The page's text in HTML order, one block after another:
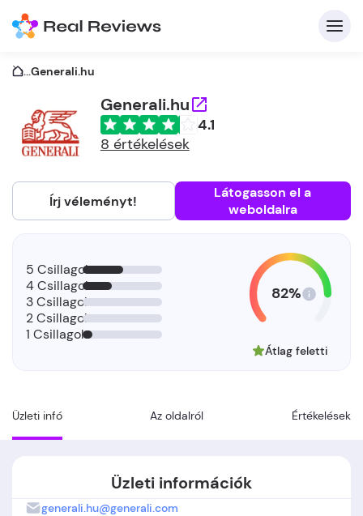
...Generali.hu
Generali.hu
4.1
8 értékelések
Írj véleményt!
Látogasson el a
weboldalra
Üzleti infó Az oldalról Értékelések
5 Csillagok
4 Csillagok
3 Csillagok
2 Csillagok
1 Csillagok
82%
Átlag feletti
Üzleti információk
generali.hu@generali.com